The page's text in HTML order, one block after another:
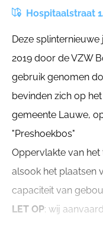
Hospitaalstraat
Deze
2019 door de VZW
gebruik genomen
bevinden zich op
gemeente Lauwe,
"Preshoekbos"
Oppervlakte van
alsook het plaatsen
capaciteit van
LET OP: wij